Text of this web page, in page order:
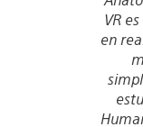
VR
en